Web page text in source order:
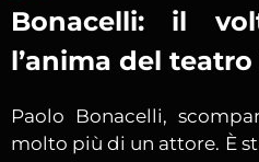
Bonacelli: il
l’anima del
Paolo Bonacelli,
molto più di un attore. È